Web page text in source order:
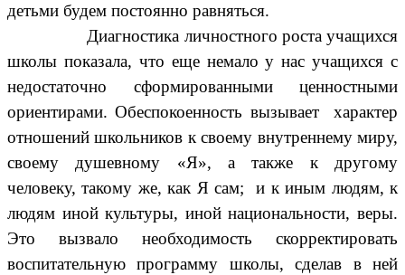
детьми будем постоянно равняться.
Диагностика личностного роста учащихся
школы показала, что еще немало у нас учащихся с
недостаточно сформированными ценностными
ориентирами. Обеспокоенность вызывает характер
отношений школьников к своему внутреннему миру,
своему душевному «Я», а также
к другому
человеку, такому же, как Я сам; и к иным людям, к
людям иной культуры, иной национальности, веры.
Это вызвало необходимость скорректировать
воспитательную программу школы, сделав в ней